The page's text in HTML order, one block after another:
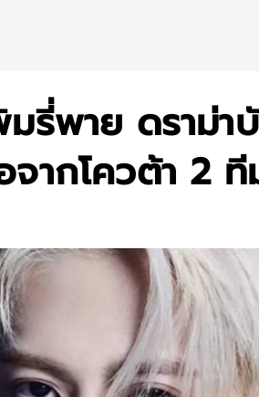
รี่พาย ดราม่
จากโควต้า 2